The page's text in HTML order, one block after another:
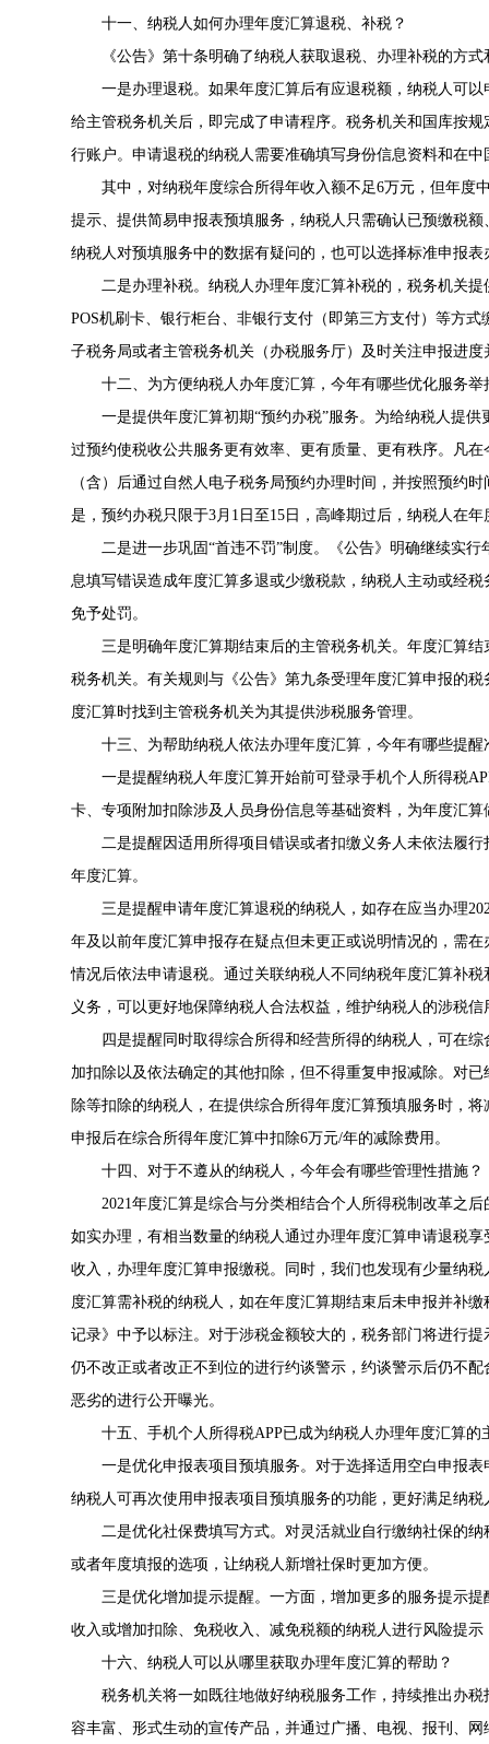
十一、纳税人如何办理年度汇算退税、补税？
《公告》第十条明确了纳税人获取退税、办理补税的方式
一是办理退税。如果年度汇算后有应退税额，纳税人可
给主管税务机关后，即完成了申请程序。税务机关和国库按
行账户。申请退税的纳税人需要准确填写身份信息资料和在
其中，对纳税年度综合所得年收入额不足6万元，但年度
提示、提供简易申报表预填服务，纳税人只需确认已预缴税
纳税人对预填服务中的数据有疑问的，也可以选择标准申报表
二是办理补税。纳税人办理年度汇算补税的，税务机关
POS机刷卡、银行柜台、非银行支付（即第三方支付）等方
子税务局或者主管税务机关（办税服务厅）及时关注申报进度
十二、为方便纳税人办年度汇算，今年有哪些优化服务举
一是提供年度汇算初期“预约办税”服务。为给纳税人提
过预约使税收公共服务更有效率、更有质量、更有秩序。凡
（含）后通过自然人电子税务局预约办理时间，并按照预约
是，预约办税只限于3月1日至15日，高峰期过后，纳税人在
二是进一步巩固“首违不罚”制度。《公告》明确继续实
息填写错误造成年度汇算多退或少缴税款，纳税人主动或经
免予处罚。
三是明确年度汇算期结束后的主管税务机关。年度汇算
税务机关。有关规则与《公告》第九条受理年度汇算申报的
度汇算时找到主管税务机关为其提供涉税服务管理。
十三、为帮助纳税人依法办理年度汇算，今年有哪些提醒
一是提醒纳税人年度汇算开始前可登录手机个人所得税
卡、专项附加扣除涉及人员身份信息等基础资料，为年度汇算
二是提醒因适用所得项目错误或者扣缴义务人未依法履
年度汇算。
三是提醒申请年度汇算退税的纳税人，如存在应当办理
年及以前年度汇算申报存在疑点但未更正或说明情况的，需
情况后依法申请退税。通过关联纳税人不同纳税年度汇算补
义务，可以更好地保障纳税人合法权益，维护纳税人的涉税信
四是提醒同时取得综合所得和经营所得的纳税人，可在
加扣除以及依法确定的其他扣除，但不得重复申报减除。对
除等扣除的纳税人，在提供综合所得年度汇算预填服务时，
申报后在综合所得年度汇算中扣除6万元/年的减除费用。
十四、对于不遵从的纳税人，今年会有哪些管理性措施？
2021年度汇算是综合与分类相结合个人所得税制改革之
如实办理，有相当数量的纳税人通过办理年度汇算申请退税
收入，办理年度汇算申报缴税。同时，我们也发现有少量纳
度汇算需补税的纳税人，如在年度汇算期结束后未申报并补
记录》中予以标注。对于涉税金额较大的，税务部门将进行
仍不改正或者改正不到位的进行约谈警示，约谈警示后仍不
恶劣的进行公开曝光。
十五、手机个人所得税APP已成为纳税人办理年度汇算
一是优化申报表项目预填服务。对于选择适用空白申报
纳税人可再次使用申报表项目预填服务的功能，更好满足纳税
二是优化社保费填写方式。对灵活就业自行缴纳社保的
或者年度填报的选项，让纳税人新增社保时更加方便。
三是优化增加提示提醒。一方面，增加更多的服务提示
收入或增加扣除、免税收入、减免税额的纳税人进行风险提
十六、纳税人可以从哪里获取办理年度汇算的帮助？
税务机关将一如既往地做好纳税服务工作，持续推出办
容丰富、形式生动的宣传产品，并通过广播、电视、报刊、